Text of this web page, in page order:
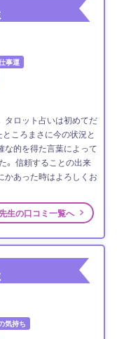
事運
タロット占いは初めてだ
ころまさに今の状況と
な的を得た言葉によって
。 信頼することの出来
かあった時はよろしくお
生の口コミ一覧へ
気持ち